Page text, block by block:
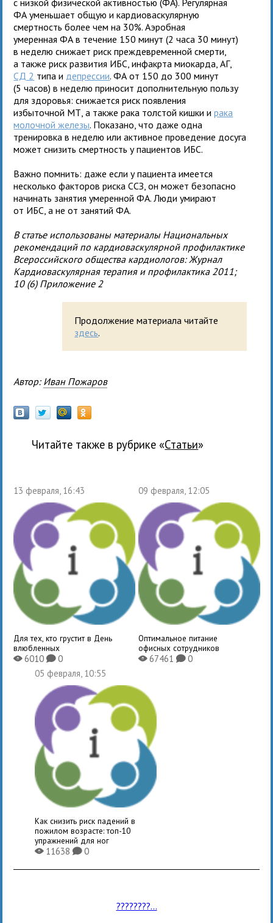
ФА уменьшает общую и кардиоваскулярную
смертность более чем на 30%. Аэробная
умеренная ФА в течение 150 минут (2 часа 30 минут)
в неделю снижает риск преждевременной смерти,
а также риск развития ИБС, инфакрта миокарда, АГ,
СД 2 типа и депрессии. ФА от 150 до 300 минут
(5 часов) в неделю приносит дополнительную пользу
для здоровья: снижается риск появления
избыточной МТ, а также рака толстой кишки ирака
молочной железы. Показано, что даже одна
тренировка в неделю или активное проведение досуга
может снизить смертность у пациентов ИБС.
Важно помнить: даже если у пациента имеется
несколько факторов риска ССЗ, он может безопасно
начинать занятия умеренной ФА. Люди умирают
от ИБС, а не от занятий ФА.
В статье использованы материалы Национальных
рекомендаций по кардиоваскулярной профилактике
Всероссийского общества кардиологов: Журнал
Кардиоваскулярная терапия и профилактика 2011;
10 (6) Приложение 2
Продолжение материала читайте
здесь.
Автор: Иван Пожаров
Читайте также в рубрике « Статьи»
13 февраля, 16:43
Для тех, кто грустит в День
влюбленных
X6010K0
09 февраля, 12:05
Оптимальное питание
офисных сотрудников
X67461 K0
05 февраля, 10:55
Как снизить риск падений в
пожилом возрасте: топ-10
упражнений для ног
X11638K0
????????...